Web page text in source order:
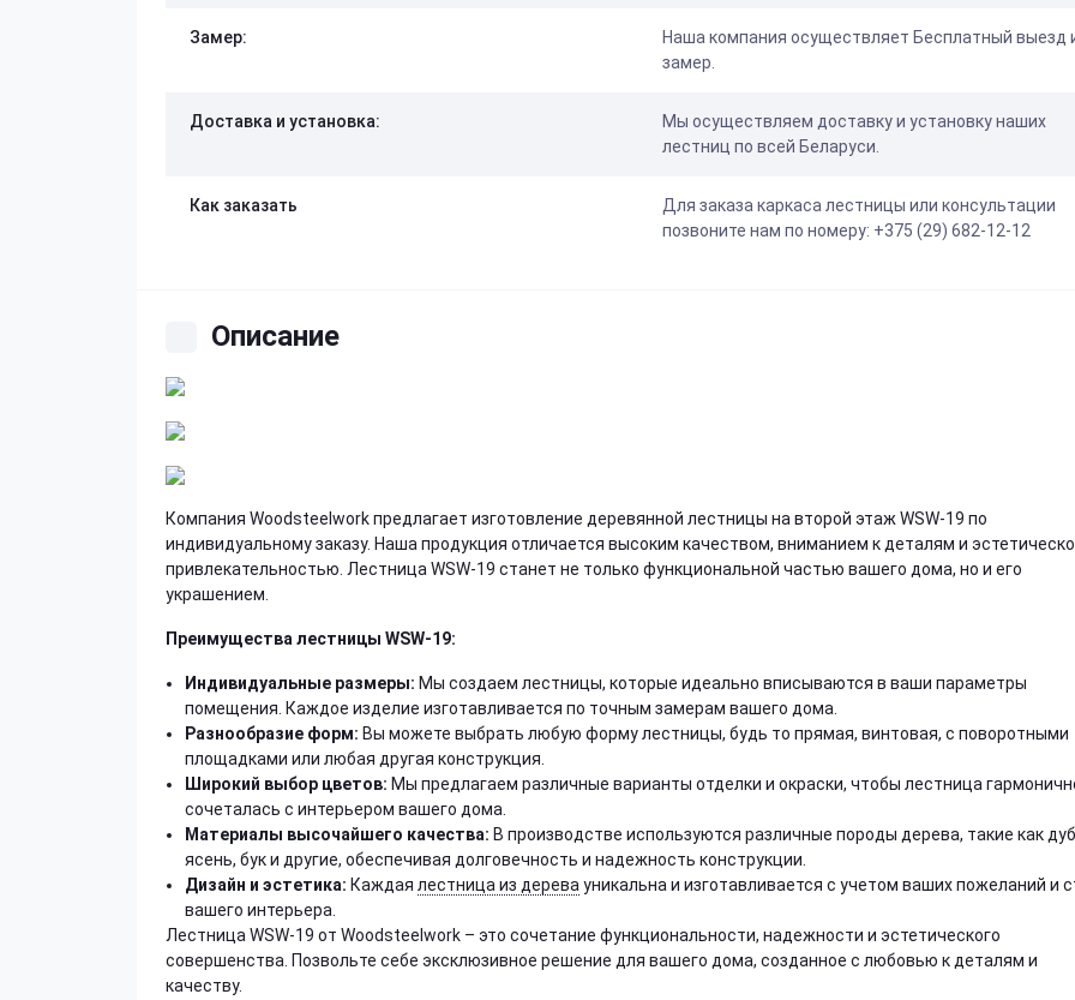
Замер:
Наша компания осуществляет Бесплатный выезд
замер.
Доставка и установка:
Мы осуществляем доставку и установку наших
лестниц по всей Беларуси.
Как заказать
Для заказа каркаса лестницы или консультации
позвоните нам по номеру: +375 (29) 682-12-12
Описание
Компания Woodsteelwork предлагает изготовление деревянной лестницы на второй этаж WSW-19 по
индивидуальному заказу. Наша продукция отличается высоким качеством, вниманием к деталям и
привлекательностью. Лестница WSW-19 станет не только функциональной частью вашего дома, но и его
украшением.
Преимущества лестницы WSW-19:
Индивидуальные размеры: Мы создаем лестницы, которые идеально вписываются в ваши параметры
помещения. Каждое изделие изготавливается по точным замерам вашего дома.
Разнообразие форм: Вы можете выбрать любую форму лестницы, будь то прямая, винтовая, с поворотными
площадками или любая другая конструкция.
Широкий выбор цветов: Мы предлагаем различные варианты отделки и окраски, чтобы лестница
сочеталась с интерьером вашего дома.
Материалы высочайшего качества: В производстве используются различные породы дерева, такие как
ясень, бук и другие, обеспечивая долговечность и надежность конструкции.
Дизайн и эстетика: Каждая лестница из дерева уникальна и изготавливается с учетом ваших пожеланий и
вашего интерьера.
Лестница WSW-19 от Woodsteelwork – это сочетание функциональности, надежности и эстетического
совершенства. Позвольте себе эксклюзивное решение для вашего дома, созданное с любовью к деталям и
качеству.